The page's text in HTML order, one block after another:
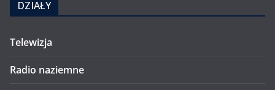
DZIAŁY
Telewizja
Radio naziemne